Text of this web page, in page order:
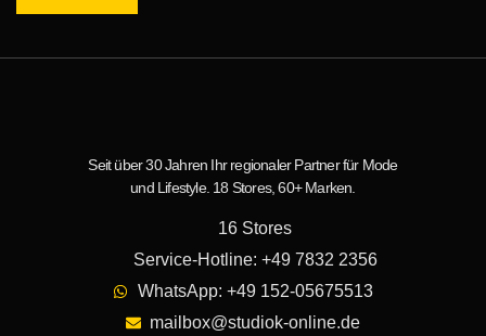
Seit über 30 Jahren Ihr regionaler Partner für Mode
und Lifestyle. 18 Stores, 60+ Marken.
16 Stores
Service-Hotline: +49 7832 2356
WhatsApp: +49 152-05675513
mailbox@studiok-online.de